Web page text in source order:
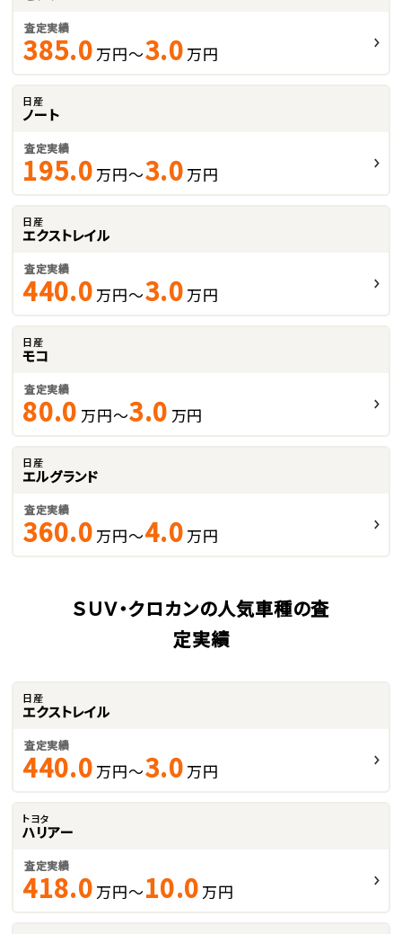
査定実績
385.0 万円～3.0 万円
日産
ノート
査定実績
195.0 万円～3.0 万円
日産
エクストレイル
査定実績
440.0 万円～3.0 万円
日産
モコ
査定実績
80.0 万円～3.0 万円
日産
エルグランド
査定実績
360.0 万円～4.0 万円
ＳＵＶ・クロカンの人気車種の査
定実績
日産
エクストレイル
査定実績
440.0 万円～3.0 万円
トヨタ
ハリアー
査定実績
418.0 万円～10.0 万円